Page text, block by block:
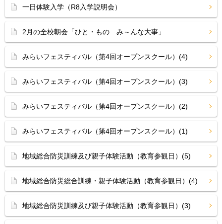
一日体験入学（R8入学説明会）
2月の全校朝会「ひと・もの み～んな大事」
みらいフェスティバル（第4回オープンスクール）(4)
みらいフェスティバル（第4回オープンスクール）(3)
みらいフェスティバル（第4回オープンスクール）(2)
みらいフェスティバル（第4回オープンスクール）(1)
地域総合防災訓練及び親子体験活動（教育参観日）(5)
地域総合防災総合訓練・親子体験活動（教育参観日）(4)
地域総合防災訓練及び親子体験活動（教育参観日）(3)